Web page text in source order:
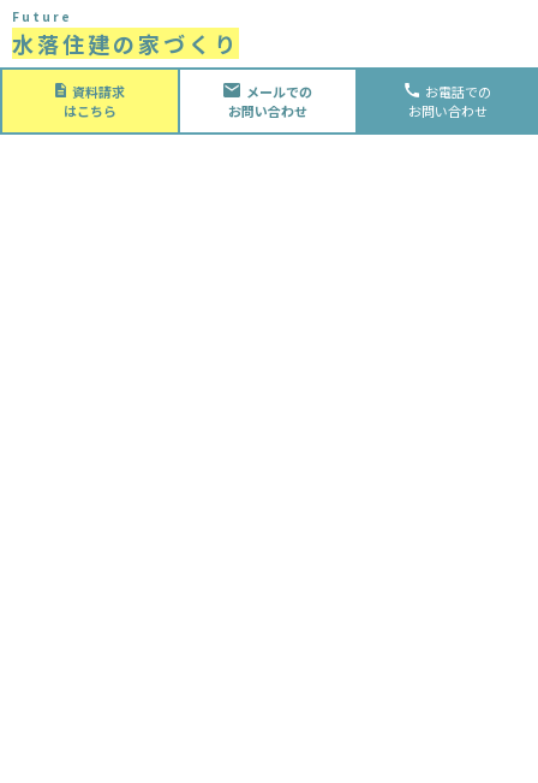
資料請求
はこちら
メールでの
お問い合わせ
お電話での
お問い合わせ
Future
水落住建の家づくり
水落住建の家づくり
子育て家庭の方へ